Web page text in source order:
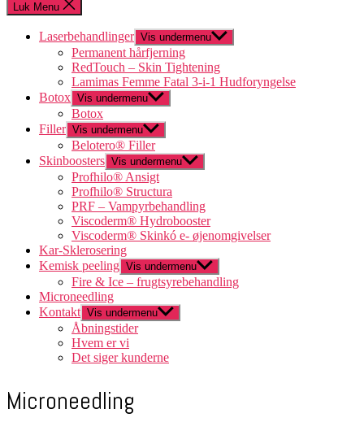
Luk Menu
Laserbehandlinger Vis undermenu
Permanent hårfjerning
RedTouch – Skin Tightening
Lamimas Femme Fatal 3-i-1 Hudforyngelse
Botox Vis undermenu
Botox
Filler Vis undermenu
Belotero® Filler
Skinboosters Vis undermenu
Profhilo® Ansigt
Profhilo® Structura
PRF – Vampyrbehandling
Viscoderm® Hydrobooster
Viscoderm® Skinkó e- øjenomgivelser
Kar-Sklerosering
Kemisk peeling Vis undermenu
Fire & Ice – frugtsyrebehandling
Microneedling
Kontakt Vis undermenu
Åbningstider
Hvem er vi
Det siger kunderne
Microneedling